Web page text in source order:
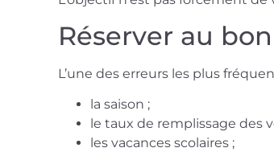
Réserver au
L’une des erreurs les plus
la saison ;
le taux de remplissage des
les vacances scolaires ;